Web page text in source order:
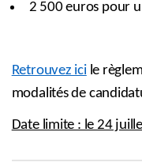
2 500 euros pour
Retrouvez ici le
modalités de
Date limite : le 24